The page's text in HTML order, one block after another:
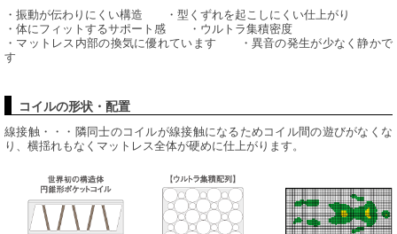
・振動が伝わりにくい構造 ・型くずれを起こしにくい仕上がり
・体にフィットするサポート感 ・ウルトラ集積密度
・マットレス内部の換気に優れています ・異音の発生が少なく静かで
す
コイルの形状・配置
線接触・・・隣同士のコイルが線接触になるためコイル間の遊びがなくな
り、横揺れもなくマットレス全体が硬めに仕上がります。